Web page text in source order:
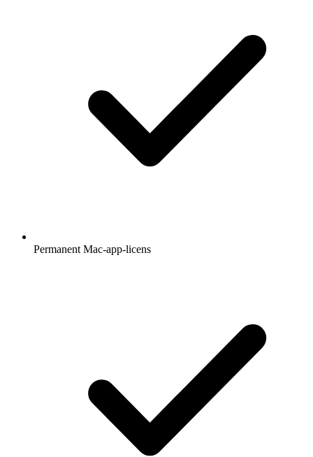
Permanent Mac-app-licens